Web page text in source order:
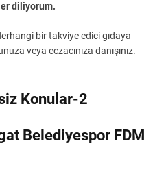
diliyorum.
bir takviye edici gıdaya
veya eczacınıza danışınız.
Konular-2
Belediyespor FDM